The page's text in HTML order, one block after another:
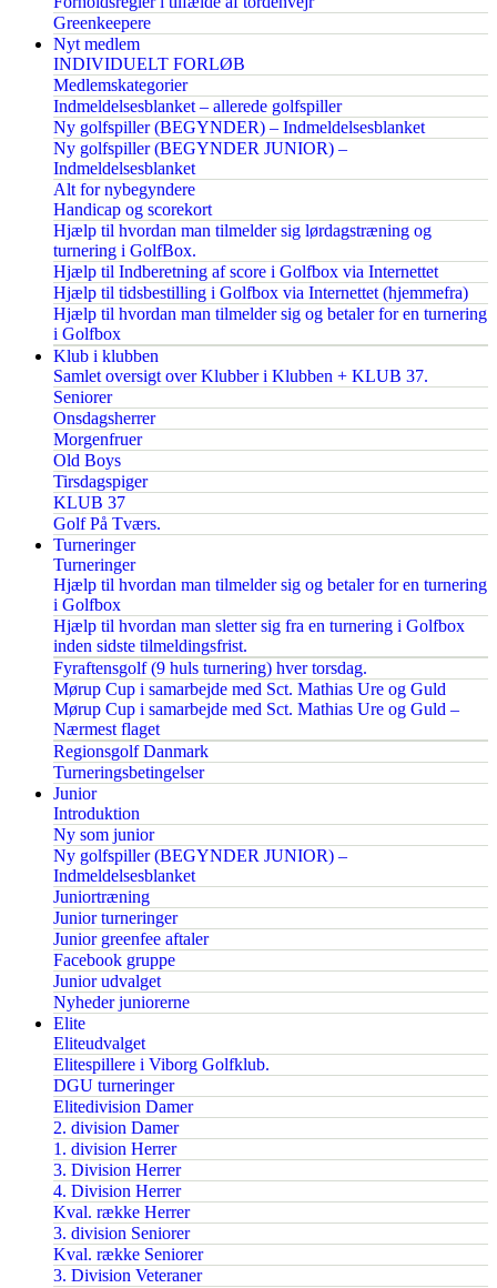
Greenkeepere
Nyt medlem
INDIVIDUELT FORLØB
Medlemskategorier
Indmeldelsesblanket – allerede golfspiller
Ny golfspiller (BEGYNDER) – Indmeldelsesblanket
Ny golfspiller (BEGYNDER JUNIOR) –
Indmeldelsesblanket
Alt for nybegyndere
Handicap og scorekort
Hjælp til hvordan man tilmelder sig lørdagstræning og
turnering i GolfBox.
Hjælp til Indberetning af score i Golfbox via Internettet
Hjælp til tidsbestilling i Golfbox via Internettet (hjemmefra)
Hjælp til hvordan man tilmelder sig og betaler for en turnering
i Golfbox
Klub i klubben
Samlet oversigt over Klubber i Klubben + KLUB 37.
Seniorer
Onsdagsherrer
Morgenfruer
Old Boys
Tirsdagspiger
KLUB 37
Golf På Tværs.
Turneringer
Turneringer
Hjælp til hvordan man tilmelder sig og betaler for en turnering
i Golfbox
Hjælp til hvordan man sletter sig fra en turnering i Golfbox
inden sidste tilmeldingsfrist.
Fyraftensgolf (9 huls turnering) hver torsdag.
Mørup Cup i samarbejde med Sct. Mathias Ure og Guld
Mørup Cup i samarbejde med Sct. Mathias Ure og Guld –
Nærmest flaget
Regionsgolf Danmark
Turneringsbetingelser
Junior
Introduktion
Ny som junior
Ny golfspiller (BEGYNDER JUNIOR) –
Indmeldelsesblanket
Juniortræning
Junior turneringer
Junior greenfee aftaler
Facebook gruppe
Junior udvalget
Nyheder juniorerne
Elite
Eliteudvalget
Elitespillere i Viborg Golfklub.
DGU turneringer
Elitedivision Damer
2. division Damer
1. division Herrer
3. Division Herrer
4. Division Herrer
Kval. række Herrer
3. division Seniorer
Kval. række Seniorer
3. Division Veteraner